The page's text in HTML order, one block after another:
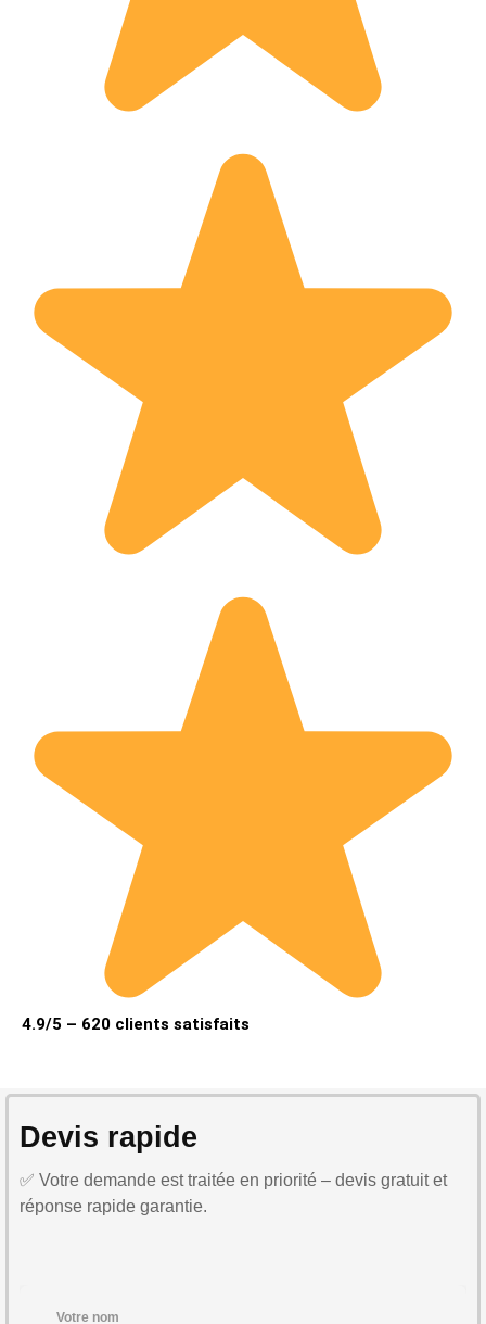
4.9/5 – 620 clients satisfaits
Devis rapide
✅ Votre demande est traitée en priorité – devis gratuit et
réponse rapide garantie.
Votre nom